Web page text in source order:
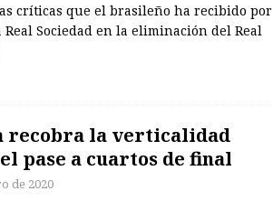
críticas que el brasileño ha recibido por
Sociedad en la eliminación del Real
recobra la verticalidad
pase a cuartos de final
de 2020